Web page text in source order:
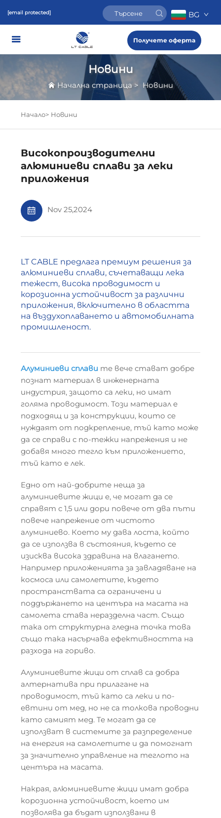
[email protected] BG
Получете оферта
Новини
Начална страница > Новини
Начало> Новини
Високопроизводителни
алюминиеви сплави за леки
приложения
Nov 25,2024
LT CABLE предлага премиум решения за
алюминиеви сплави, съчетаващи лека
тежест, висока проводимост и
корозионна устойчивост за различни
приложения, включително в областта
на въздухоплаването и автомобилната
промишленост.
Алуминиеви сплави те вече стават добре
познат материал в инженерната
индустрия, защото са леки, но имат
голяма проводимост. Този материал е
подходящ и за конструкции, които се
нуждаят от подкрепление, тъй като може
да се справи с по-тежки напрежения и не
добавя много тегло към приложението,
тъй като е лек.
Едно от най-добрите неща за
алуминиевите жици е, че могат да се
справят с 1,5 или дори повече от два пъти
повече напрежение от чистото
алуминиево. Което му дава лоста, който
да се използва в състояния, където се
изисква висока здравина на влагането.
Например приложенията за завладяване на
космоса или самолетите, където
пространствата са ограничени и
поддържането на центъра на масата на
самолета става неразделна част. Също
така от структурна гледна точка това
също така насърчава ефективността на
разхода на гориво.
Алуминиевите жици от сплав са добра
алтернатива при прилагане на
проводимост, тъй като са леки и по-
евтини от мед, но не са толкова проводни
като самият мед. Те могат да се
използват в системите за разпределение
на енергия на самолетите и да помогнат
за значително управление на теглото на
центъра на масата.
Накрая, алюминиевите жици имат добра
корозионна устойчивост, което им
позволява да бъдат използвани в